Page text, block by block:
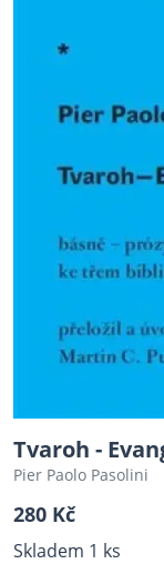
Tvaroh -
Pier Paolo Pasolini
280 Kč
Skladem 1 ks